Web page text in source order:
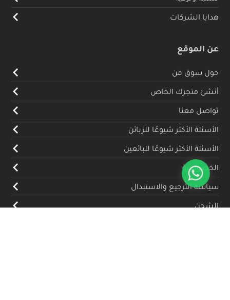
هدايا الشركات
عن الموقع
حول سوق فن
أنشئ متجرك الخاص
تواصل معنا
الأسئلة الأكثر شيوعًا للزبائن
الأسئلة الأكثر شيوعًا للبائعين
الخصوصية
سياسة الترجيع والاستبدال
الشحن